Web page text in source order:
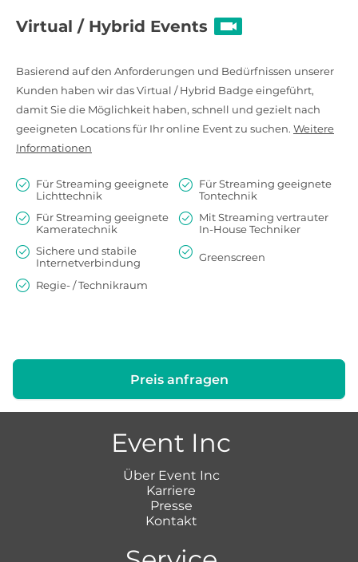
Virtual / Hybrid Events
Basierend auf den Anforderungen und Bedürfnissen unserer
Kunden haben wir das Virtual / Hybrid Badge eingeführt,
damit Sie die Möglichkeit haben, schnell und gezielt nach
geeigneten Locations für Ihr online Event zu suchen. Weitere
Informationen
Für Streaming geeignete
Lichttechnik
Für Streaming geeignete
Tontechnik
Für Streaming geeignete
Kameratechnik
Mit Streaming vertrauter
In-House Techniker
Sichere und stabile
Internetverbindung
Greenscreen
Regie- / Technikraum
Preis anfragen
Event Inc
Über Event Inc
Karriere
Presse
Kontakt